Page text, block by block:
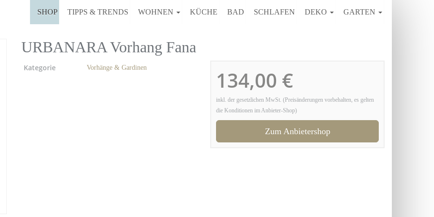
SHOP TIPPS & TRENDS WOHNEN KÜCHE BAD SCHLAFEN DEKO GARTEN
URBANARA Vorhang Fana
134,00 €
inkl. der gesetzlichen MwSt. (Preisänderungen vorbehalten, es gelten
die Konditionen im Anbieter-Shop)
Zum Anbietershop
Kategorie Vorhänge & Gardinen